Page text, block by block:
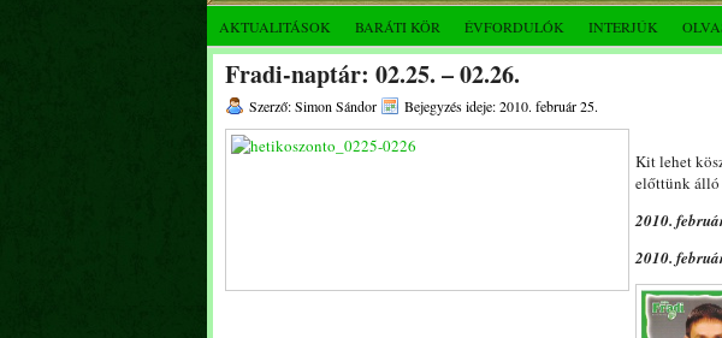
AKTUALITÁSOK BARÁTI KÖR ÉVFORDULÓK INTERJÚK
Fradi-naptár: 02.25. – 02.26.
Szerző: Simon Sándor Bejegyzés ideje: 2010. február 25.
Kit lehet
előttünk álló
2010.
2010.